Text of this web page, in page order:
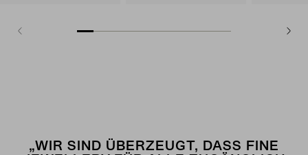
„WIR SIND ÜBERZEUGT, DASS FINE